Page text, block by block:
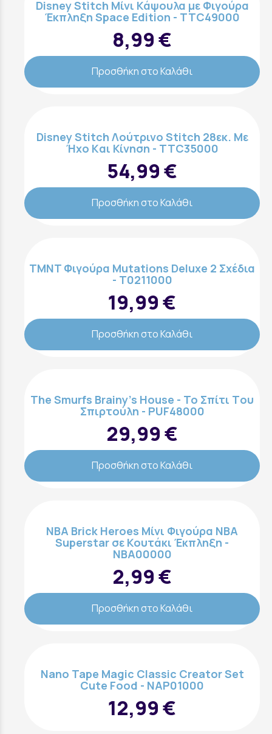
Disney Stitch Μίνι Κάψουλα με Φιγούρα
Έκπληξη Space Edition - TTC49000
8,99 €
Προσθήκη στο Καλάθι
Disney Stitch Λούτρινο Stitch 28εκ. Mε
Ήχο Kαι Κίνηση - TTC35000
54,99 €
Προσθήκη στο Καλάθι
TMNT Φιγούρα Mutations Deluxe 2 Σχέδια
- T0211000
19,99 €
Προσθήκη στο Καλάθι
The Smurfs Brainy’s House - Το Σπίτι Tου
Σπιρτούλη - PUF48000
29,99 €
Προσθήκη στο Καλάθι
NBA Brick Heroes Μίνι Φιγούρα NBA
Superstar σε Κουτάκι Έκπληξη -
NBA00000
2,99 €
Προσθήκη στο Καλάθι
Nano Tape Magic Classic Creator Set
Cute Food - NAP01000
12,99 €